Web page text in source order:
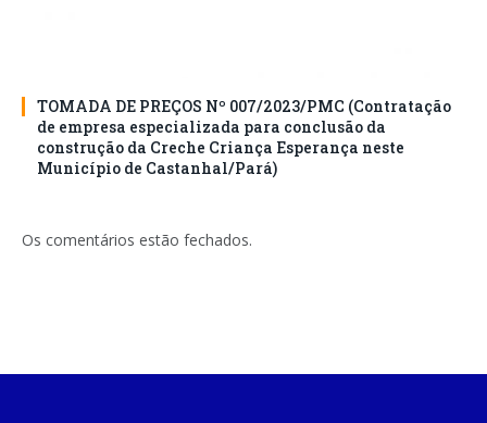
TOMADA DE PREÇOS Nº 007/2023/PMC (Contratação
de empresa especializada para conclusão da
construção da Creche Criança Esperança neste
Município de Castanhal/Pará)
Os comentários estão fechados.